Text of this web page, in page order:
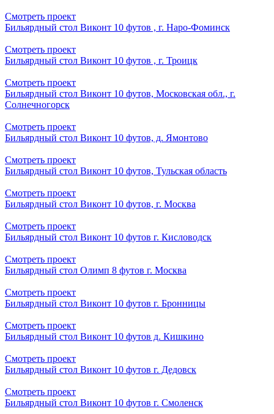
Смотреть проект
Бильярдный стол Виконт 10 футов , г. Наро-Фоминск
Смотреть проект
Бильярдный стол Виконт 10 футов , г. Троицк
Смотреть проект
Бильярдный стол Виконт 10 футов, Московская обл., г.
Солнечногорск
Смотреть проект
Бильярдный стол Виконт 10 футов, д. Ямонтово
Смотреть проект
Бильярдный стол Виконт 10 футов, Тульская область
Смотреть проект
Бильярдный стол Виконт 10 футов, г. Москва
Смотреть проект
Бильярдный стол Виконт 10 футов г. Кисловодск
Смотреть проект
Бильярдный стол Олимп 8 футов г. Москва
Смотреть проект
Бильярдный стол Виконт 10 футов г. Бронницы
Смотреть проект
Бильярдный стол Виконт 10 футов д. Кишкино
Смотреть проект
Бильярдный стол Виконт 10 футов г. Дедовск
Смотреть проект
Бильярдный стол Виконт 10 футов г. Смоленск